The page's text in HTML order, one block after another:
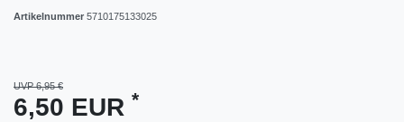
Artikelnummer 5710175133025
UVP 6,95 €
6,50 EUR *